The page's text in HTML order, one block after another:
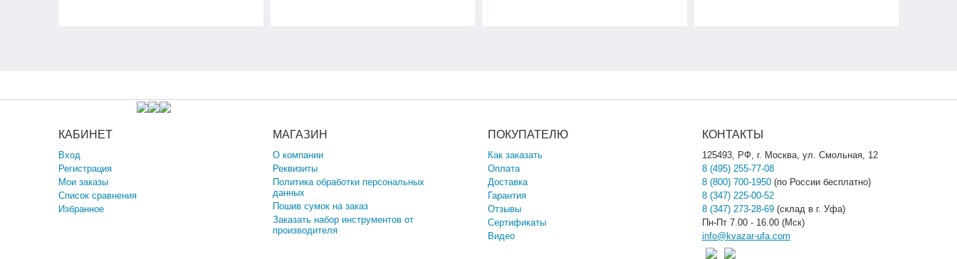
КАБИНЕТ
Вход
Регистрация
Мои заказы
Список сравнения
Избранное
МАГАЗИН
О компании
Реквизиты
Политика обработки персональных
данных
Пошив сумок на заказ
Заказать набор инструментов от
производителя
ПОКУПАТЕЛЮ
Как заказать
Оплата
Доставка
Гарантия
Отзывы
Сертификаты
Видео
КОНТАКТЫ
125493, РФ, г. Москва, ул. Смольная, 12
8 (495) 255-77-08
8 (800) 700-1950(по России бесплатно)
8 (347) 225-00-52
8 (347) 273-28-69(склад в г. Уфа)
Пн-Пт 7.00 - 16.00 (Мск)
info@kvazar-ufa.com